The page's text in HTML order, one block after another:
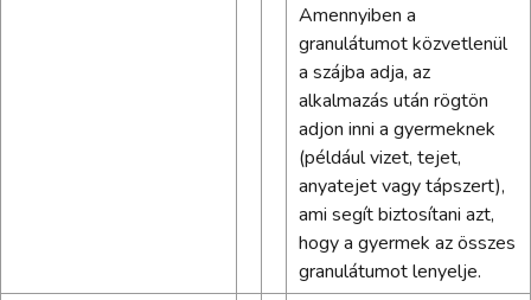
Amennyiben a
granulátumot közvetlenül
a szájba adja, az
alkalmazás után rögtön
adjon inni a gyermeknek
(például vizet, tejet,
anyatejet vagy tápszert),
ami segít biztosítani azt,
hogy a gyermek az összes
granulátumot lenyelje.